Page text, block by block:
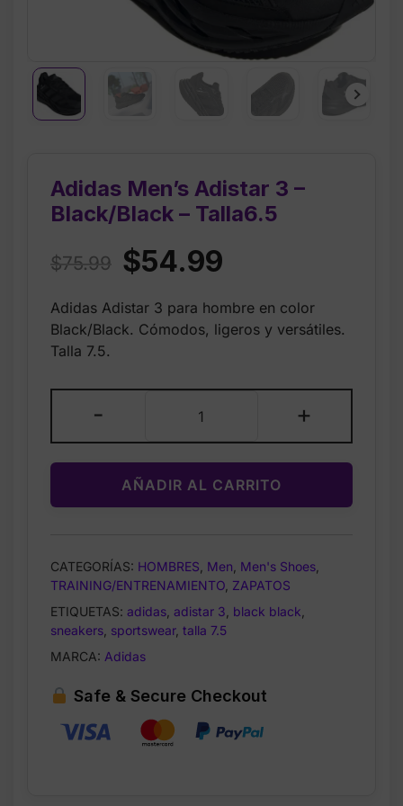
Adidas Men’s Adistar 3 –
Black/Black – Talla6.5
$75.99
Original
was:
$54.99
is:
Adidas Adistar 3 para hombre en color
Black/Black. Cómodos, ligeros y versátiles.
Talla 7.5.
-
Men’s
Adistar
3
–
Black/Black
cantidad
+
AÑADIR AL CARRITO
CATEGORÍAS: HOMBRES Men Men's Shoes
TRAINING/ENTRENAMIENTO ZAPATOS
ETIQUETAS: adidas adistar 3 black black
sneakers sportswear, talla 7.5
MARCA: Adidas
Safe & Secure Checkout